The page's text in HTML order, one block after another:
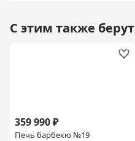
С этим также берут
359 990 ₽
Печь барбекю №19